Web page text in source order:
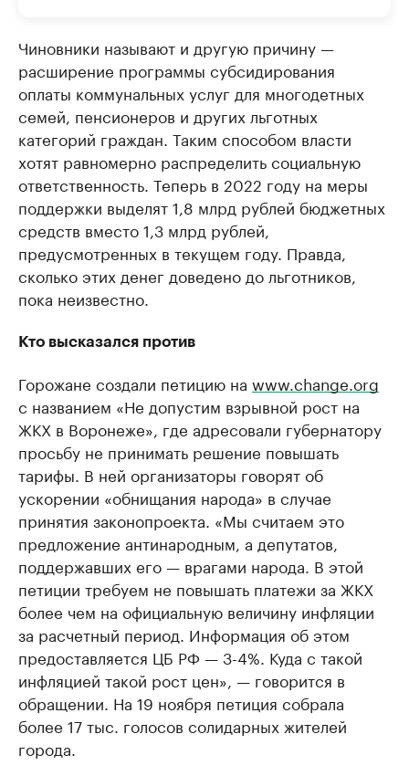
Чиновники называют и другую причину —
расширение программы субсидирования
оплаты коммунальных услуг для многодетных
семей, пенсионеров и других льготных
категорий граждан. Таким способом власти
хотят равномерно распределить социальную
ответственность. Теперь в 2022 году на меры
поддержки выделят 1,8 млрд рублей бюджетных
средств вместо 1,3 млрд рублей,
предусмотренных в текущем году. Правда,
сколько этих денег доведено до льготников,
пока неизвестно.
Кто высказался против
Горожане создали петицию на www.change.org
с названием «Не допустим взрывной рост на
ЖКХ в Воронеже», где адресовали губернатору
просьбу не принимать решение повышать
тарифы. В ней организаторы говорят об
ускорении «обнищания народа» в случае
принятия законопроекта. «Мы считаем это
предложение антинародным, а депутатов,
поддержавших его — врагами народа. В этой
петиции требуем не повышать платежи за ЖКХ
более чем на официальную величину инфляции
за расчетный период. Информация об этом
предоставляется ЦБ РФ — 3-4%. Куда с такой
инфляцией такой рост цен», — говорится в
обращении. На 19 ноября петиция собрала
более 17 тыс. голосов солидарных жителей
города.